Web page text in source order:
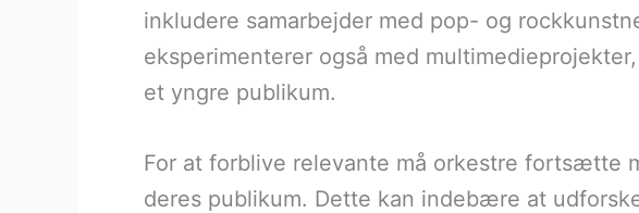
inkludere samarbejder med pop- og
eksperimenterer også med
et yngre publikum.
For at forblive relevante må orkestre fortsætte
deres publikum. Dette kan indebære at